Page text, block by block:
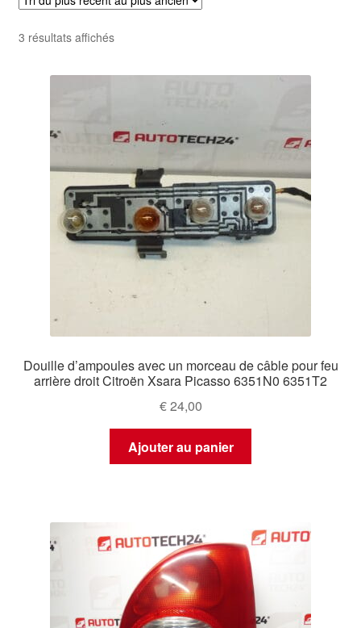
3 résultats affichésTrié
plus
ancien
Douille d’ampoules avec un morceau de câble pour feu
arrière droit Citroën Xsara Picasso 6351N0 6351T2
€24,00
Ajouter au panier